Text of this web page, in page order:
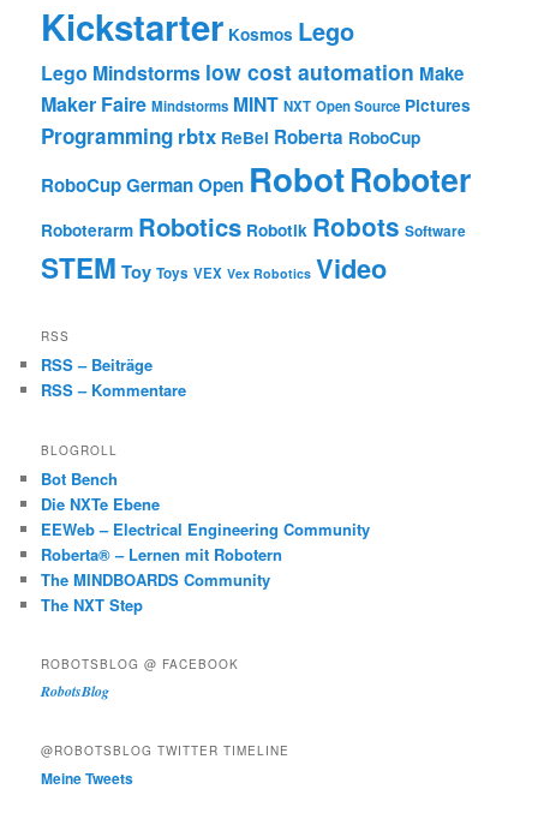
Kickstarter Kosmos Lego
Lego Mindstorms low cost automation Make
Maker Faire Mindstorms MINT NXT Open Source Pictures
Programming rbtx ReBel Roberta RoboCup
RoboCup German Open RobotRoboter
Roboterarm Robotics Robotik Robots Software
STEM Toy Toys VEX Vex Robotics Video
RSS
RSS – Beiträge
RSS – Kommentare
BLOGROLL
Bot Bench
Die NXTe Ebene
EEWeb – Electrical Engineering Community
Roberta® – Lernen mit Robotern
The MINDBOARDS Community
The NXT Step
ROBOTSBLOG @ FACEBOOK
RobotsBlog
@ROBOTSBLOG TWITTER TIMELINE
Meine Tweets